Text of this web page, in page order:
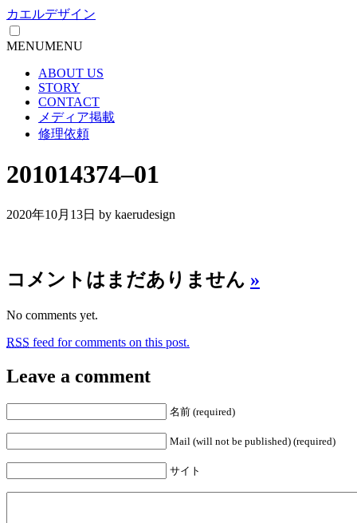
カエルデザイン
MENUMENU
ABOUT US
STORY
CONTACT
メディア掲載
修理依頼
201014374–01
2020年10月13日 by kaerudesign
コメントはまだありません »
No comments yet.
RSS feed for comments on this post.
Leave a comment
名前 (required)
Mail (will not be published) (required)
サイト